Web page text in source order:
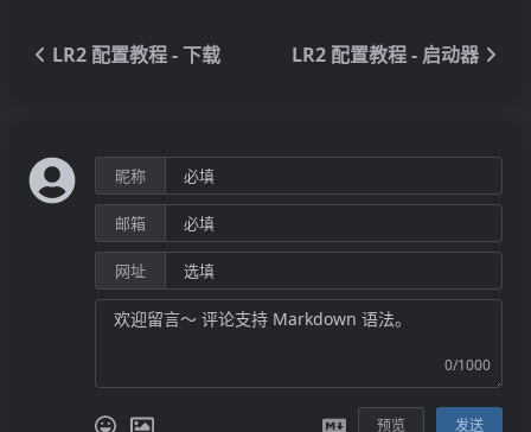
LR2 配置教程 - 下载 LR2 配置教程 - 启动器
昵称
邮箱
网址
0/1000
预览 发送